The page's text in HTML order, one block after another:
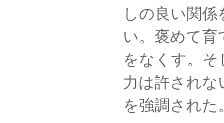
しの良い関
い。褒めて
をなくす。
力は許され
を強調された